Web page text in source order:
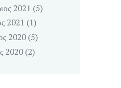
2021 (5)
2021 (1)
2020 (5)
2020 (2)